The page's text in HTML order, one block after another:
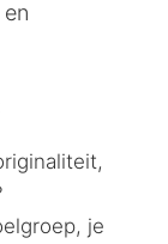
je